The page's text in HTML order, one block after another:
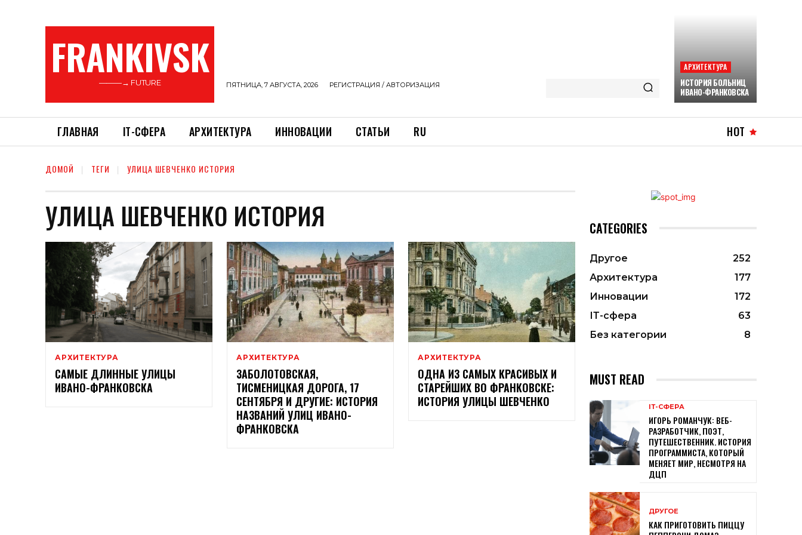
FRANKIVSK
———→ FUTURE ПЯТНИЦА, 7 АВГУСТА, 2026 РЕГИСТРАЦИЯ / АВТОРИЗАЦИЯ
АРХИТЕКТУРА
ИСТОРИЯ БОЛЬНИЦ
ИВАНО-ФРАНКОВСКА
ГЛАВНАЯ ІТ-СФЕРА АРХИТЕКТУРА ИННОВАЦИИ СТАТЬИ RU HOT
ДОМОЙ ТЕГИ УЛИЦА ШЕВЧЕНКО ИСТОРИЯ
УЛИЦА ШЕВЧЕНКО ИСТОРИЯ
АРХИТЕКТУРА
САМЫЕ ДЛИННЫЕ УЛИЦЫ
ИВАНО-ФРАНКОВСКА
АРХИТЕКТУРА
ЗАБОЛОТОВСКАЯ,
ТИСМЕНИЦКАЯ ДОРОГА, 17
СЕНТЯБРЯ И ДРУГИЕ: ИСТОРИЯ
НАЗВАНИЙ УЛИЦ ИВАНО-
ФРАНКОВСКА
АРХИТЕКТУРА
ОДНА ИЗ САМЫХ КРАСИВЫХ И
СТАРЕЙШИХ ВО ФРАНКОВСКЕ:
ИСТОРИЯ УЛИЦЫ ШЕВЧЕНКО
CATEGORIES
Другое
252
Архитектура
177
Инновации
172
ІТ-сфера
63
Без категории
8
MUST READ
ІТ-СФЕРА
ИГОРЬ РОМАНЧУК: ВЕБ-
РАЗРАБОТЧИК, ПОЭТ,
ПУТЕШЕСТВЕННИК. ИСТОРИЯ
ПРОГРАММИСТА, КОТОРЫЙ
МЕНЯЕТ МИР, НЕСМОТРЯ НА
ДЦП
ДРУГОЕ
КАК ПРИГОТОВИТЬ ПИЦЦУ